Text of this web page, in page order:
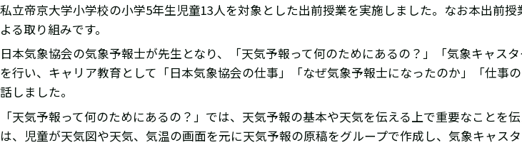
私立帝京大学小学校の小学5年生児童13人を対象とした出前授業を実施しました。なお本出前
よる取り組みです。
日本気象協会の気象予報士が先生となり、「天気予報って何のためにあるの？」「気象キャス
を行い、キャリア教育として「日本気象協会の仕事」「なぜ気象予報士になったのか」「仕事
話しました。
「天気予報って何のためにあるの？」では、天気予報の基本や天気を伝える上で重要なことを
は、児童が天気図や天気、気温の画面を元に天気予報の原稿をグループで作成し、気象キャスタ